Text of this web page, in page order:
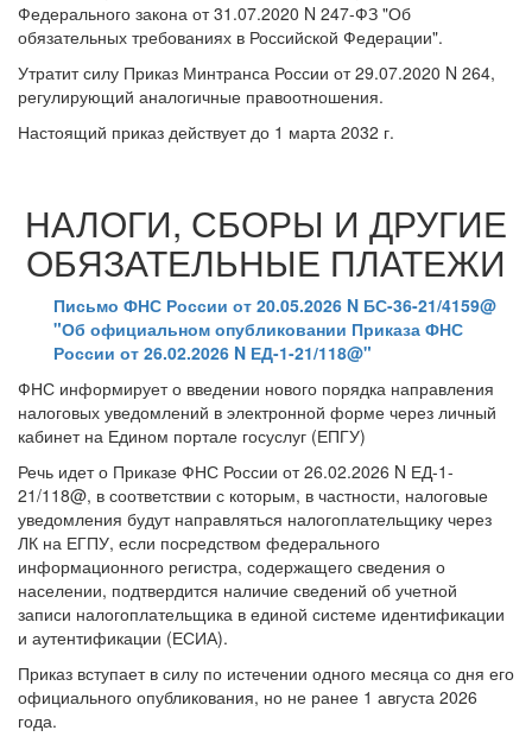
Федерального закона от 31.07.2020 N 247-ФЗ "Об
обязательных требованиях в Российской Федерации".
Утратит силу Приказ Минтранса России от 29.07.2020 N 264,
регулирующий аналогичные правоотношения.
Настоящий приказ действует до 1 марта 2032 г.
НАЛОГИ, СБОРЫ И ДРУГИЕ
ОБЯЗАТЕЛЬНЫЕ ПЛАТЕЖИ
Письмо ФНС России от 20.05.2026 N БС-36-21/4159@
"Об официальном опубликовании Приказа ФНС
России от 26.02.2026 N ЕД-1-21/118@"
ФНС информирует о введении нового порядка направления
налоговых уведомлений в электронной форме через личный
кабинет на Едином портале госуслуг (ЕПГУ)
Речь идет о Приказе ФНС России от 26.02.2026 N ЕД-1-
21/118@, в соответствии с которым, в частности, налоговые
уведомления будут направляться налогоплательщику через
ЛК на ЕГПУ, если посредством федерального
информационного регистра, содержащего сведения о
населении, подтвердится наличие сведений об учетной
записи налогоплательщика в единой системе идентификации
и аутентификации (ЕСИА).
Приказ вступает в силу по истечении одного месяца со дня его
официального опубликования, но не ранее 1 августа 2026
года.